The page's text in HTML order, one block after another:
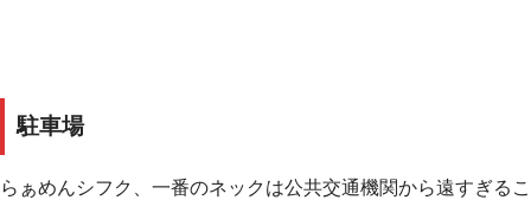
駐車場
らぁめんシフク、一番のネックは公共交通機関から遠すぎるこ